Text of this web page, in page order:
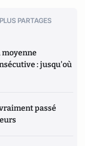
PLUS PARTAGES
moyenne
: jusqu'où
passé